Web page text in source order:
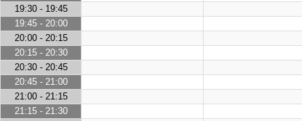
19:30 - 19:45
19:45 - 20:00
20:00 - 20:15
20:15 - 20:30
20:30 - 20:45
20:45 - 21:00
21:00 - 21:15
21:15 - 21:30